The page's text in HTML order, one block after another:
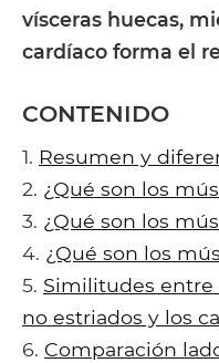
vísceras huecas,
cardíaco forma el
CONTENIDO
1. Resumen y
2. ¿Qué son los
3. ¿Qué son los
4. ¿Qué son los
5. Similitudes entre
no estriados y los
6. Comparación